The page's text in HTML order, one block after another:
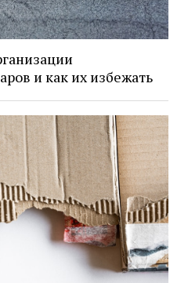
и как их избежать